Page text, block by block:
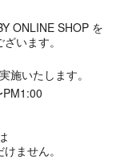
ONLINE SHOP を
います。
施いたします。
ません。